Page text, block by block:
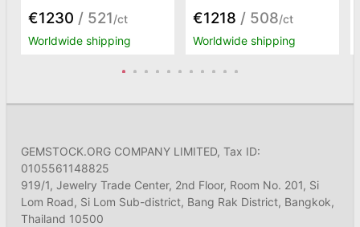
€1230 / 521/ct
Worldwide shipping
€1218 / 508/ct
Worldwide shipping
GEMSTOCK.ORG COMPANY LIMITED, Tax ID:
0105561148825
919/1, Jewelry Trade Center, 2nd Floor, Room No. 201, Si
Lom Road, Si Lom Sub-district, Bang Rak District, Bangkok,
Thailand 10500